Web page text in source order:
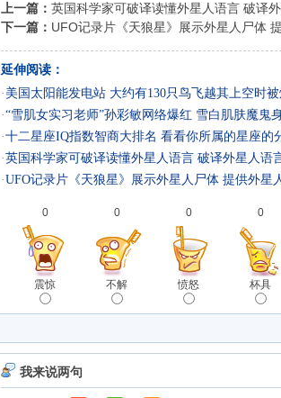
上一篇： 英国科学家可破译读懂外星人语言 破译
下一篇： UFO记录片《天狼星》展示外星人尸体
延伸阅读：
· 美国太阳能发电站 大约有130只鸟飞越其上空时
·“雪肌女实习老师”孙彩敏网络爆红 雪白肌肤魔鬼
·十二星座IQ指数智商大排名 看看你所属的星座的
·英国科学家可破译读懂外星人语言 破译外星人语
·UFO记录片《天狼星》展示外星人尸体 提供外星
0
震惊
0
不解
0
愤怒
0
杯具